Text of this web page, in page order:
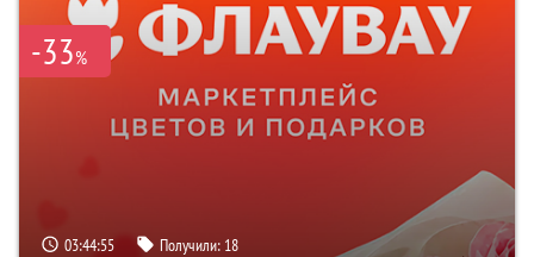
-33%
03:44:54 Получили: 18